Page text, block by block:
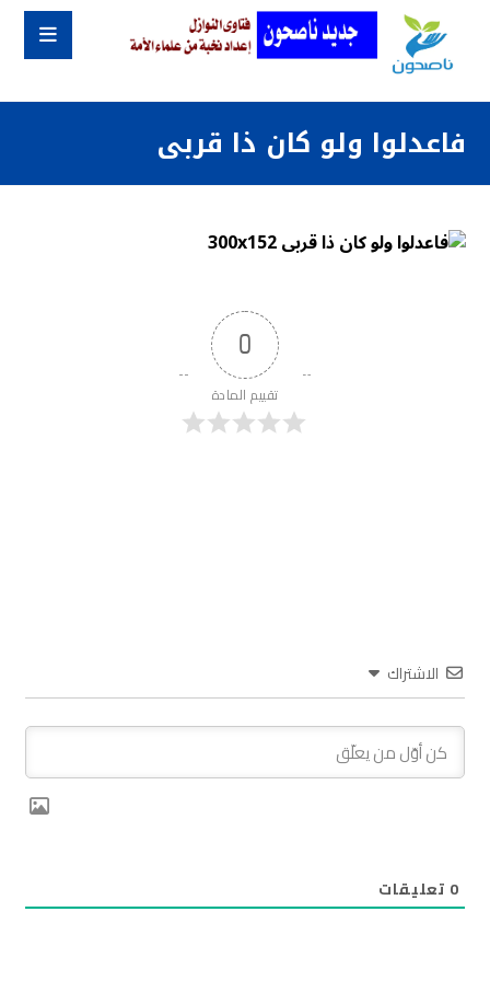
فاعدلوا ولو كان ذا قربى
0
تقييم المادة
الاشتراك
0 تعليقات